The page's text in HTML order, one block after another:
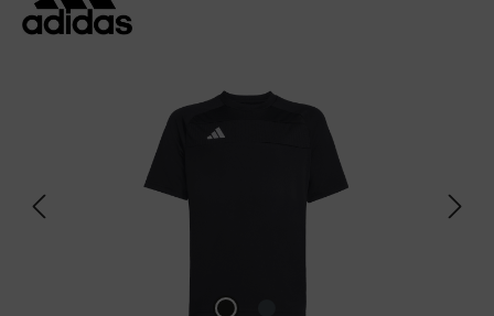
Bildergalerie überspringen